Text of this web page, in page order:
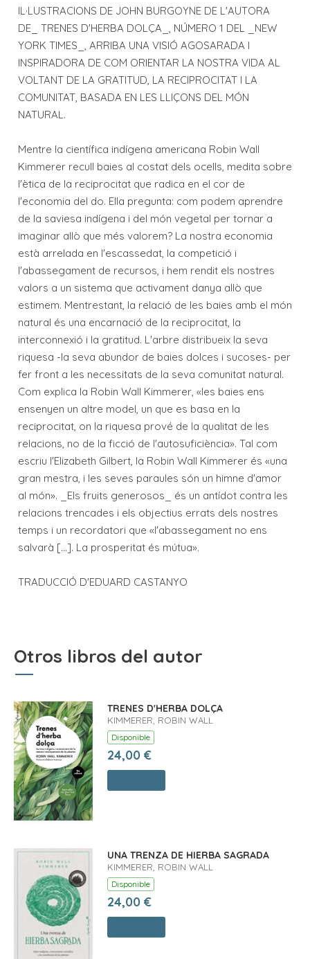
IL·LUSTRACIONS DE JOHN BURGOYNE DE L'AUTORA
DE_ TRENES D'HERBA DOLÇA_, NÚMERO 1 DEL _NEW
YORK TIMES_, ARRIBA UNA VISIÓ AGOSARADA I
INSPIRADORA DE COM ORIENTAR LA NOSTRA VIDA AL
VOLTANT DE LA GRATITUD, LA RECIPROCITAT I LA
COMUNITAT, BASADA EN LES LLIÇONS DEL MÓN
NATURAL.
Mentre la científica indígena americana Robin Wall
Kimmerer recull baies al costat dels ocells, medita sobre
l'ètica de la reciprocitat que radica en el cor de
l'economia del do. Ella pregunta: com podem aprendre
de la saviesa indígena i del món vegetal per tornar a
imaginar allò que més valorem? La nostra economia
està arrelada en l'escassedat, la competició i
l'abassegament de recursos, i hem rendit els nostres
valors a un sistema que activament danya allò que
estimem. Mentrestant, la relació de les baies amb el món
natural és una encarnació de la reciprocitat, la
interconnexió i la gratitud. L'arbre distribueix la seva
riquesa -la seva abundor de baies dolces i sucoses- per
fer front a les necessitats de la seva comunitat natural.
Com explica la Robin Wall Kimmerer, «les baies ens
ensenyen un altre model, un que es basa en la
reciprocitat, on la riquesa prové de la qualitat de les
relacions, no de la ficció de l'autosuficiència». Tal com
escriu l'Elizabeth Gilbert, la Robin Wall Kimmerer és «una
gran mestra, i les seves paraules són un himne d'amor
al món». _Els fruits generosos_ és un antídot contra les
relacions trencades i els objectius errats dels nostres
temps i un recordatori que «l'abassegament no ens
salvarà [...]. La prosperitat és mútua».
TRADUCCIÓ D'EDUARD CASTANYO
Otros libros del autor
TRENES D'HERBA DOLÇA
KIMMERER, ROBIN WALL
Disponible
24,00 €
UNA TRENZA DE HIERBA SAGRADA
KIMMERER, ROBIN WALL
Disponible
24,00 €